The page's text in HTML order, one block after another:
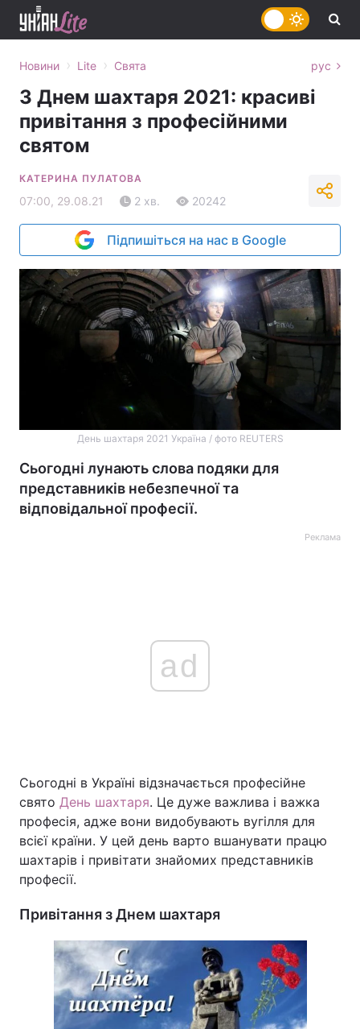
Головна Війна
Україна Політика
Економіка Світ
Зброя Інциденти
Здоров'я Туризм
Новини › Lite › Свята рус
З Днем шахтаря 2021: красиві
привітання з професійними
святом
КАТЕРИНА ПУЛАТОВА
07:00, 29.08.21 2 хв. 20242
Підпишіться на нас в Google
День шахтаря 2021 Україна / фото REUTERS
Сьогодні лунають слова подяки для
представників небезпечної та
відповідальної професії.
Реклама
ad
Сьогодні в Україні відзначається професійне
свято День шахтаря. Це дуже важлива і важка
професія, адже вони видобувають вугілля для
всієї країни. У цей день варто вшанувати працю
шахтарів і привітати знайомих представників
професії.
Привітання з Днем шахтаря